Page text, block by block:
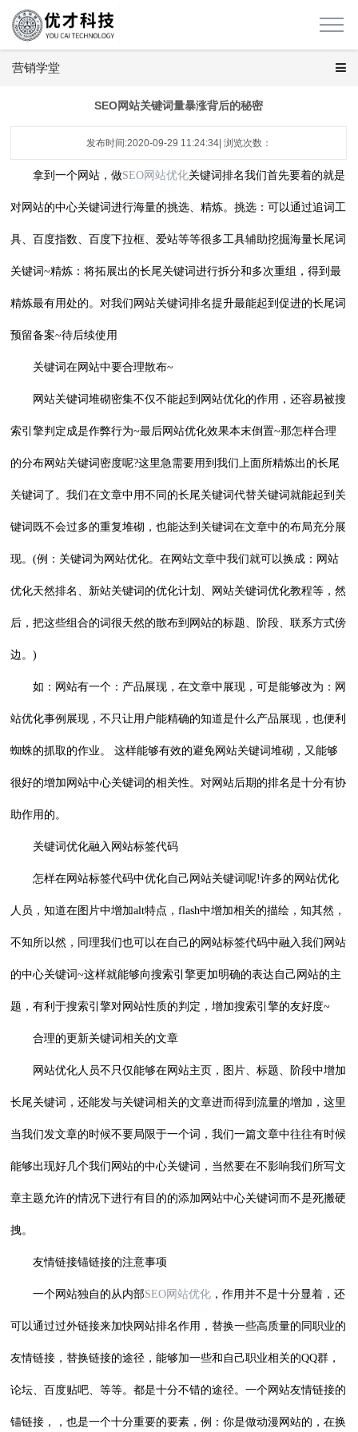
营销学堂
SEO网站关键词量暴涨背后的秘密
发布时间:2020-09-29 11:24:34| 浏览次数：
拿到一个网站，做SEO网站优化关键词排名我们首先要着的就是
对网站的中心关键词进行海量的挑选、精炼。挑选：可以通过追词工
具、百度指数、百度下拉框、爱站等等很多工具辅助挖掘海量长尾词
关键词~精炼：将拓展出的长尾关键词进行拆分和多次重组，得到最
精炼最有用处的。对我们网站关键词排名提升最能起到促进的长尾词
预留备案~待后续使用
关键词在网站中要合理散布~
网站关键词堆砌密集不仅不能起到网站优化的作用，还容易被搜
索引擎判定成是作弊行为~最后网站优化效果本末倒置~那怎样合理
的分布网站关键词密度呢?这里急需要用到我们上面所精炼出的长尾
关键词了。我们在文章中用不同的长尾关键词代替关键词就能起到关
键词既不会过多的重复堆砌，也能达到关键词在文章中的布局充分展
现。(例：关键词为网站优化。在网站文章中我们就可以换成：网站
优化天然排名、新站关键词的优化计划、网站关键词优化教程等，然
后，把这些组合的词很天然的散布到网站的标题、阶段、联系方式傍
边。)
如：网站有一个：产品展现，在文章中展现，可是能够改为：网
站优化事例展现，不只让用户能精确的知道是什么产品展现，也便利
蜘蛛的抓取的作业。 这样能够有效的避免网站关键词堆砌，又能够
很好的增加网站中心关键词的相关性。对网站后期的排名是十分有协
助作用的。
关键词优化融入网站标签代码
怎样在网站标签代码中优化自己网站关键词呢!许多的网站优化
人员，知道在图片中增加alt特点，flash中增加相关的描绘，知其然，
不知所以然，同理我们也可以在自己的网站标签代码中融入我们网站
的中心关键词~这样就能够向搜索引擎更加明确的表达自己网站的主
题，有利于搜索引擎对网站性质的判定，增加搜索引擎的友好度~
合理的更新关键词相关的文章
网站优化人员不只仅能够在网站主页，图片、标题、阶段中增加
长尾关键词，还能发与关键词相关的文章进而得到流量的增加，这里
当我们发文章的时候不要局限于一个词，我们一篇文章中往往有时候
能够出现好几个我们网站的中心关键词，当然要在不影响我们所写文
章主题允许的情况下进行有目的的添加网站中心关键词而不是死搬硬
拽。
友情链接锚链接的注意事项
一个网站独自的从内部SEO网站优化 ，作用并不是十分显着，还
可以通过过外链接来加快网站排名作用，替换一些高质量的同职业的
友情链接，替换链接的途径，能够加一些和自己职业相关的QQ群，
论坛、百度贴吧、等等。都是十分不错的途径。一个网站友情链接的
锚链接，，也是一个十分重要的要素，例：你是做动漫网站的，在换